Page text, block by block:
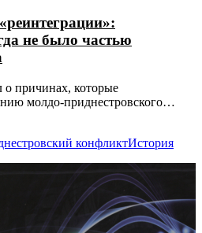
не было частью
причинах, которые
молдо-приднестровского
конфликтИстория